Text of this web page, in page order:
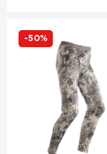
-50%